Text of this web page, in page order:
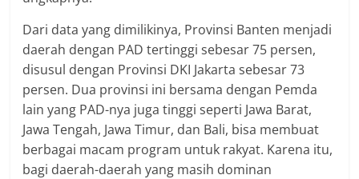
Dari data yang dimilikinya, Provinsi Banten menjadi
daerah dengan PAD tertinggi sebesar 75 persen,
disusul dengan Provinsi DKI Jakarta sebesar 73
persen. Dua provinsi ini bersama dengan Pemda
lain yang PAD-nya juga tinggi seperti Jawa Barat,
Jawa Tengah, Jawa Timur, dan Bali, bisa membuat
berbagai macam program untuk rakyat. Karena itu,
bagi daerah-daerah yang masih dominan